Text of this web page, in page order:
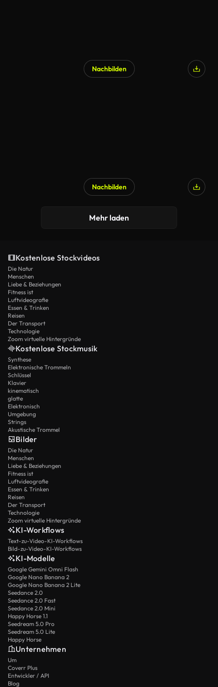
Nachbilden
Nachbilden
Mehr laden
Kostenlose Stockvideos
Die Natur
Menschen
Liebe & Beziehungen
Fitness ist
Luftvideografie
Essen & Trinken
Reisen
Der Transport
Technologie
Zoom virtuelle Hintergründe
Kostenlose Stockmusik
Synthese
Elektronische Trommeln
Schlüssel
Klavier
kinematisch
glatte
Elektronisch
Umgebung
Strings
Akustische Trommel
Bilder
Die Natur
Menschen
Liebe & Beziehungen
Fitness ist
Luftvideografie
Essen & Trinken
Reisen
Der Transport
Technologie
Zoom virtuelle Hintergründe
KI-Workflows
Text-zu-Video-KI-Workflows
Bild-zu-Video-KI-Workflows
KI-Modelle
Google Gemini Omni Flash
Google Nano Banana 2
Google Nano Banana 2 Lite
Seedance 2.0
Seedance 2.0 Fast
Seedance 2.0 Mini
Happy Horse 1.1
Seedream 5.0 Pro
Seedream 5.0 Lite
Happy Horse
Unternehmen
Um
Coverr Plus
Entwickler / API
Blog